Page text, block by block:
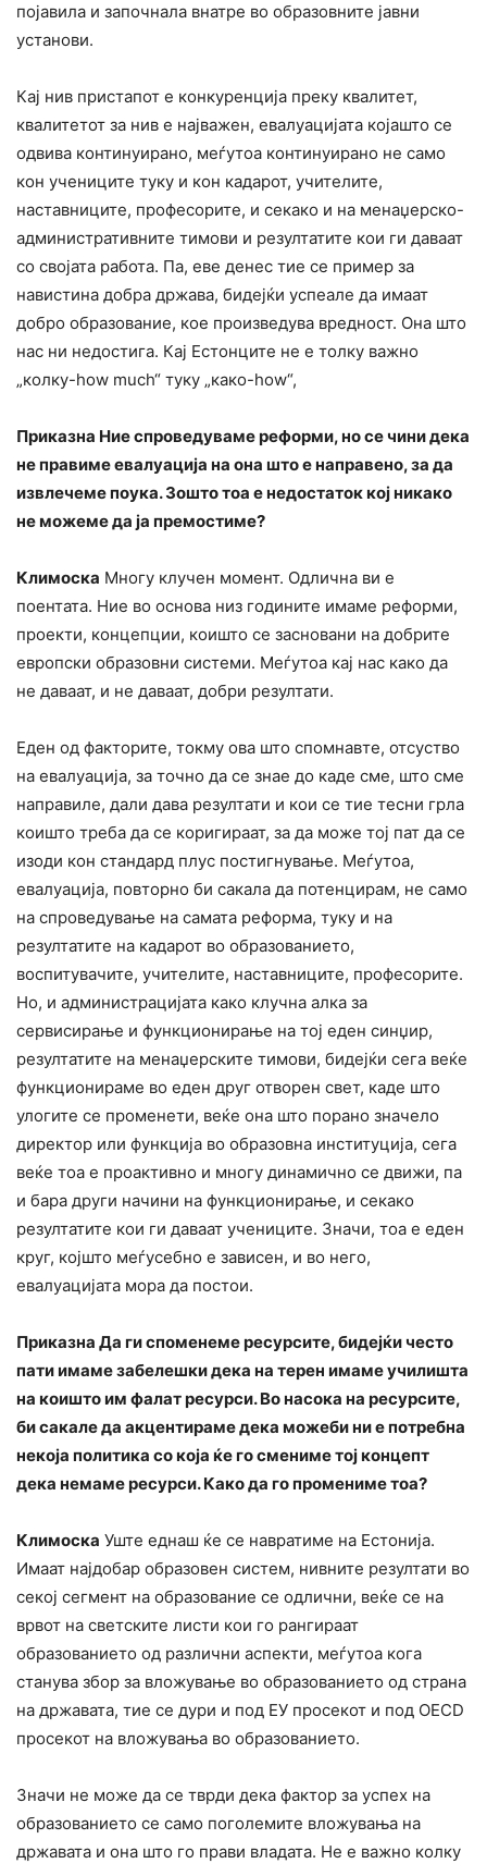
појавила и започнала внатре во образовните јавни
установи.
Кај нив пристапот е конкуренција преку квалитет,
квалитетот за нив е најважен, евалуацијата којашто се
одвива континуирано, меѓутоа континуирано не само
кон учениците туку и кон кадарот, учителите,
наставниците, професорите, и секако и на менаџерско-
административните тимови и резултатите кои ги даваат
со својата работа. Па, еве денес тие се пример за
навистина добра држава, бидејќи успеале да имаат
добро образование, кое произведува вредност. Она што
нас ни недостига. Кај Естонците не е толку важно
„колку-how much“ туку „како-how“,
Приказна Ние спроведуваме реформи, но се чини дека
не правиме евалуација на она што е направено, за да
извлечеме поука. Зошто тоа е недостаток кој никако
не можеме да ја премостиме?
Климоска Многу клучен момент. Одлична ви е
поентата. Ние во основа низ годините имаме реформи,
проекти, концепции, коишто се засновани на добрите
европски образовни системи. Меѓутоа кај нас како да
не даваат, и не даваат, добри резултати.
Еден од факторите, токму ова што спомнавте, отсуство
на евалуација, за точно да се знае до каде сме, што сме
направиле, дали дава резултати и кои се тие тесни грла
коишто треба да се коригираат, за да може тој пат да се
изоди кон стандард плус постигнување. Меѓутоа,
евалуација, повторно би сакала да потенцирам, не само
на спроведување на самата реформа, туку и на
резултатите на кадарот во образованието,
воспитувачите, учителите, наставниците, професорите.
Но, и администрацијата како клучна алка за
сервисирање и функционирање на тој еден синџир,
резултатите на менаџерските тимови, бидејќи сега веќе
функционираме во еден друг отворен свет, каде што
улогите се променети, веќе она што порано значело
директор или функција во образовна институција, сега
веќе тоа е проактивно и многу динамично се движи, па
и бара други начини на функционирање, и секако
резултатите кои ги даваат учениците. Значи, тоа е еден
круг, којшто меѓусебно е зависен, и во него,
евалуацијата мора да постои.
Приказна Да ги споменеме ресурсите, бидејќи често
пати имаме забелешки дека на терен имаме училишта
на коишто им фалат ресурси. Во насока на ресурсите,
би сакале да акцентираме дека можеби ни е потребна
некоја политика со која ќе го смениме тој концепт
дека немаме ресурси. Како да го промениме тоа?
Климоска Уште еднаш ќе се навратиме на Естонија.
Имаат најдобар образовен систем, нивните резултати во
секој сегмент на образование се одлични, веќе се на
врвот на светските листи кои го рангираат
образованието од различни аспекти, меѓутоа кога
станува збор за вложување во образованието од страна
на државата, тие се дури и под ЕУ просекот и под OECD
просекот на вложувања во образованието.
Значи не може да се тврди дека фактор за успех на
образованието се само поголемите вложувања на
државата и она што го прави владата. Не е важно колку